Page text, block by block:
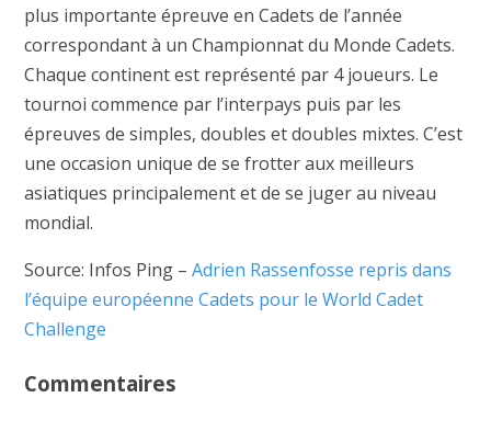
plus importante épreuve en Cadets de l’année
correspondant à un Championnat du Monde Cadets.
Chaque continent est représenté par 4 joueurs. Le
tournoi commence par l’interpays puis par les
épreuves de simples, doubles et doubles mixtes. C’est
une occasion unique de se frotter aux meilleurs
asiatiques principalement et de se juger au niveau
mondial.
Source: Infos Ping – Adrien Rassenfosse repris dans
l’équipe européenne Cadets pour le World Cadet
Challenge
Commentaires